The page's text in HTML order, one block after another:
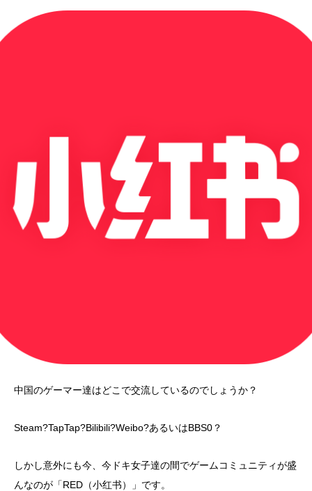
中国のゲーマー達はどこで交流しているのでしょうか？
Steam?TapTap?Bilibili?Weibo?あるいはBBS0？
しかし意外にも今、今ドキ女子達の間でゲームコミュニティが盛
んなのが「RED（小红书）」です。